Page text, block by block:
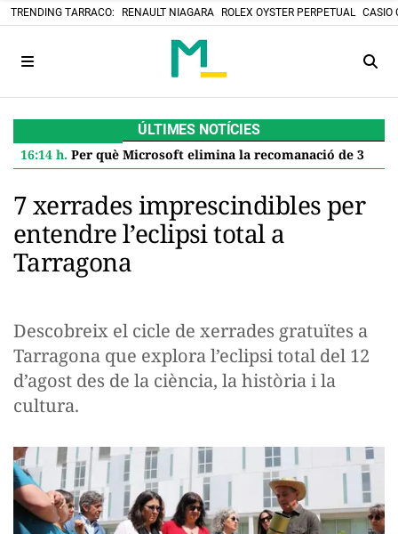
TRENDING TARRACO: RENAULT NIAGARA ROLEX OYSTER PERPETUAL CASIO
ÚLTIMES NOTÍCIES
16:14 h. Per què Microsoft elimina la recomanació de 32 GB de RAM per a Windows 11 i què significa per a tu
7 xerrades imprescindibles per
entendre l’eclipsi total a
Tarragona
Descobreix el cicle de xerrades gratuïtes a
Tarragona que explora l’eclipsi total del 12
d’agost des de la ciència, la història i la
cultura.